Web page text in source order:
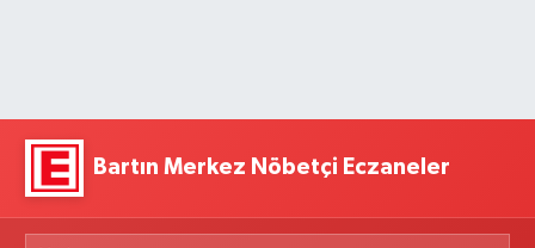
Bartın Merkez Nöbetçi Eczaneler